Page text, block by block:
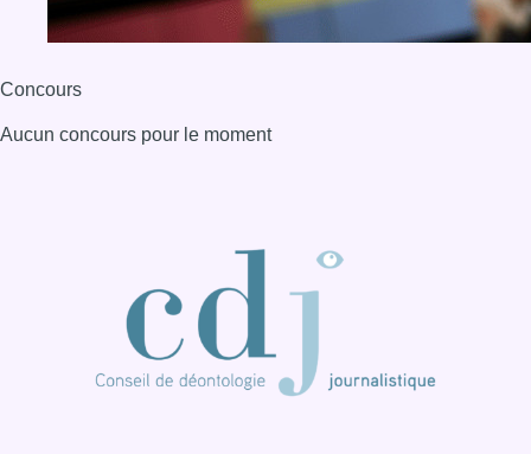
Concours
Aucun concours pour le moment